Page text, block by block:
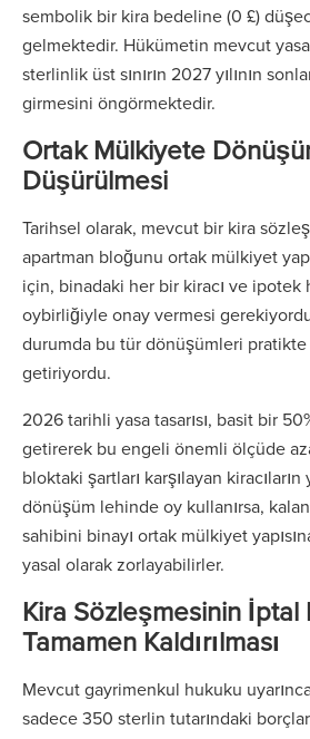
sembolik bir kira bedeline (0 £)
gelmektedir. Hükümetin mevcut
sterlinlik üst sınırın 2027 yılının
girmesini öngörmektedir.
Ortak Mülkiyete
Düşürülmesi
Tarihsel olarak, mevcut bir kira
apartman bloğunu ortak mülkiyet
için, binadaki her bir kiracı ve ipotek
oybirliğiyle onay vermesi
durumda bu tür dönüşümleri pratikte
getiriyordu.
2026 tarihli yasa tasarısı, basit bir
getirerek bu engeli önemli ölçüde
bloktaki şartları karşılayan kiracıların
dönüşüm lehinde oy kullanırsa,
sahibini binayı ortak mülkiyet
yasal olarak zorlayabilirler.
Kira Sözleşmesinin İptal
Tamamen Kaldırılması
Mevcut gayrimenkul hukuku
sadece 350 sterlin tutarındaki